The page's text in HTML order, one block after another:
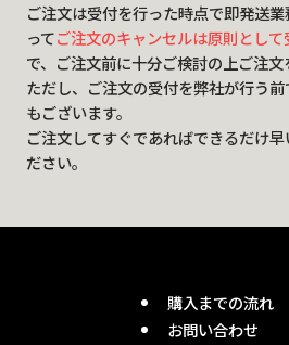
ご注文は受付を行った時点で即発送
ってご注文のキャンセルは原則とし
で、ご注文前に十分ご検討の上ご注文
ただし、ご注文の受付を弊社が行う
もございます。
ご注文してすぐであればできるだけ
ださい。
購入までの流れ
お問い合わせ